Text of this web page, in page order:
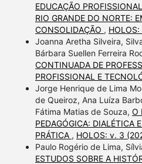
EDUCAÇÃO
RIO GRANDE DO NORTE:
CONSOLIDAÇÃO ,
Joanna Aretha Silveira,
Bárbara Suellen Ferreira
CONTINUADA DE
PROFISSIONAL E
Jorge Henrique de Lima
de Queiroz, Ana Luíza
Fátima Matias de Souza, O
PEDAGÓGICA: DIALÉTICA
PRÁTICA , HOLOS: v. 3
Paulo Rogério de Lima,
ESTUDOS SOBRE A